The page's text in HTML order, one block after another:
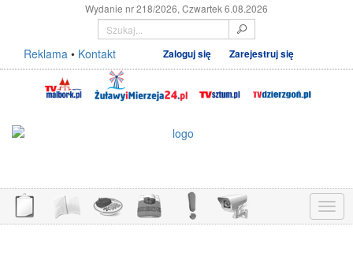
Wydanie nr 218/2026, Czwartek 6.08.2026
Reklama • Kontakt Zaloguj się Zarejestruj się
Menu